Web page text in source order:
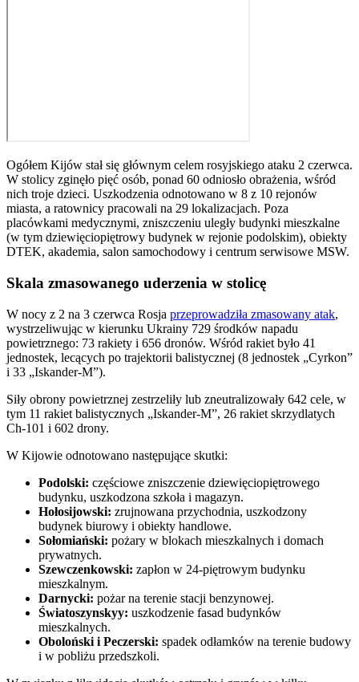
Ogółem Kijów stał się głównym celem rosyjskiego ataku 2 czerwca.
W stolicy zginęło pięć osób, ponad 60 odniosło obrażenia, wśród
nich troje dzieci. Uszkodzenia odnotowano w 8 z 10 rejonów
miasta, a ratownicy pracowali na 29 lokalizacjach. Poza
placówkami medycznymi, zniszczeniu uległy budynki mieszkalne
(w tym dziewięciopiętrowy budynek w rejonie podolskim), obiekty
DTEK, akademia, salon samochodowy i centrum serwisowe MSW.
Skala zmasowanego uderzenia w stolicę
W nocy z 2 na 3 czerwca Rosja przeprowadziła zmasowany atak,
wystrzeliwując w kierunku Ukrainy 729 środków napadu
powietrznego: 73 rakiety i 656 dronów. Wśród rakiet było 41
jednostek, lecących po trajektorii balistycznej (8 jednostek „Cyrkon”
i 33 „Iskander-M”).
Siły obrony powietrznej zestrzeliły lub zneutralizowały 642 cele, w
tym 11 rakiet balistycznych „Iskander-M”, 26 rakiet skrzydlatych
Ch-101 i 602 drony.
W Kijowie odnotowano następujące skutki:
Podolski: częściowe zniszczenie dziewięciopiętrowego
budynku, uszkodzona szkoła i magazyn.
Hołosijowski: zrujnowana przychodnia, uszkodzony
budynek biurowy i obiekty handlowe.
Sołomiański: pożary w blokach mieszkalnych i domach
prywatnych.
Szewczenkowski: zapłon w 24-piętrowym budynku
mieszkalnym.
Darnycki: pożar na terenie stacji benzynowej.
Świato­szynskyy: uszkodzenie fasad budynków
mieszkalnych.
Oboloński i Peczerski: spadek odłamków na terenie budowy
i w pobliżu przedszkoli.